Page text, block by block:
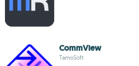
CommView
TamoSoft